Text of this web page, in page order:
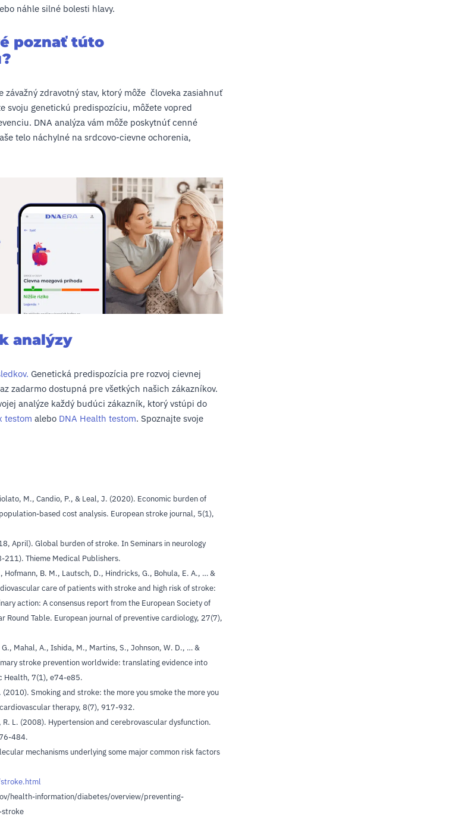
náhle silné bolesti hlavy.
poznať túto
závažný zdravotný stav, ktorý môže človeka zasiahnuť
svoju genetickú predispozíciu, môžete vopred
DNA analýza vám môže poskytnúť cenné
telo náchylné na srdcovo-cievne ochorenia,
analýzy
Genetická predispozícia pre rozvoj cievnej
zadarmo dostupná pre všetkých našich zákazníkov.
analýze každý budúci zákazník, ktorý vstúpi do
testom alebo DNA Health testom. Spoznajte svoje
M., Candio, P., & Leal, J. (2020). Economic burden of
based cost analysis. European stroke journal, 5(1),
April). Global burden of stroke. In Seminars in neurology
Thieme Medical Publishers.
Hofmann, B. M., Lautsch, D., Hindricks, G., Bohula, E. A., … &
care of patients with stroke and high risk of stroke:
action: A consensus report from the European Society of
Round Table. European journal of preventive cardiology, 27(7),
Mahal, A., Ishida, M., Martins, S., Johnson, W. D., … &
stroke prevention worldwide: translating evidence into
Health, 7(1), e74-e85.
(2010). Smoking and stroke: the more you smoke the more you
therapy, 8(7), 917-932.
R. L. (2008). Hypertension and cerebrovascular dysfunction.
484.
mechanisms underlying some major common risk factors
health-information/diabetes/overview/preventing-